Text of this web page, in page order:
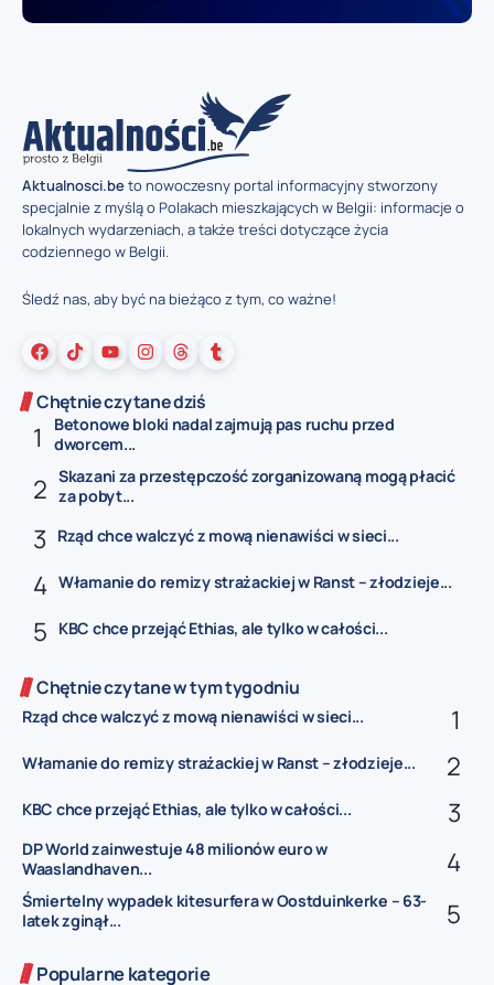
Aktualnosci.beto nowoczesny portal informacyjny stworzony
specjalnie z myślą o Polakach mieszkających w Belgii: informacje o
lokalnych wydarzeniach, a także treści dotyczące życia
codziennego w Belgii.
Śledź nas, aby być na bieżąco z tym, co ważne!
Chętnie czytane dziś
Betonowe bloki nadal zajmują pas ruchu przed
dworcem...
Skazani za przestępczość zorganizowaną mogą płacić
za pobyt...
Rząd chce walczyć z mową nienawiści w sieci...
Włamanie do remizy strażackiej w Ranst – złodzieje...
KBC chce przejąć Ethias, ale tylko w całości...
Chętnie czytane w tym tygodniu
Rząd chce walczyć z mową nienawiści w sieci...
Włamanie do remizy strażackiej w Ranst – złodzieje...
KBC chce przejąć Ethias, ale tylko w całości...
DP World zainwestuje 48 milionów euro w
Waaslandhaven...
Śmiertelny wypadek kitesurfera w Oostduinkerke – 63-
latek zginął...
Popularne kategorie